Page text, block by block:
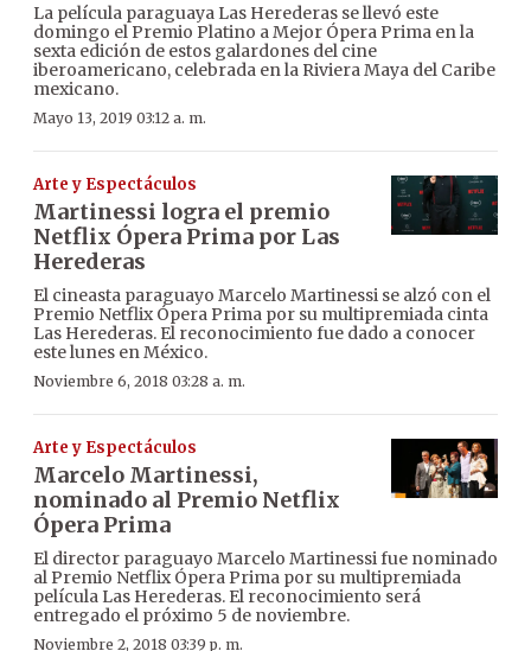
La película paraguaya Las Herederas se llevó este
domingo el Premio Platino a Mejor Ópera Prima en la
sexta edición de estos galardones del cine
iberoamericano, celebrada en la Riviera Maya del Caribe
mexicano.
Mayo 13, 2019 03:12 a. m.
Arte y Espectáculos
Martinessi logra el premio
Netflix Ópera Prima por Las
Herederas
El cineasta paraguayo Marcelo Martinessi se alzó con el
Premio Netflix Ópera Prima por su multipremiada cinta
Las Herederas. El reconocimiento fue dado a conocer
este lunes en México.
Noviembre 6, 2018 03:28 a. m.
Arte y Espectáculos
Marcelo Martinessi,
nominado al Premio Netflix
Ópera Prima
El director paraguayo Marcelo Martinessi fue nominado
al Premio Netflix Ópera Prima por su multipremiada
película Las Herederas. El reconocimiento será
entregado el próximo 5 de noviembre.
Noviembre 2, 2018 03:39 p. m.